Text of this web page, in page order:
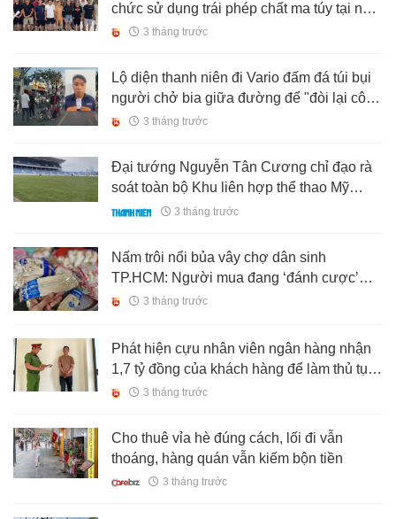
chức sử dụng trái phép chất ma túy tại nhà
riêng ở TP.HCM
3 tháng trước
Lộ diện thanh niên đi Vario đấm đá túi bụi
người chở bia giữa đường để "đòi lại công
bằng" cho bạn gái
3 tháng trước
Đại tướng Nguyễn Tân Cương chỉ đạo rà
soát toàn bộ Khu liên hợp thể thao Mỹ
Đình
3 tháng trước
Nấm trôi nổi bủa vây chợ dân sinh
TP.HCM: Người mua đang ‘đánh cược’
sức khỏe3 tháng trước
Phát hiện cựu nhân viên ngân hàng nhận
1,7 tỷ đồng của khách hàng để làm thủ tục
đáo hạn nhưng không nộp tiền vào ngân
3 tháng trước
Cho thuê vỉa hè đúng cách, lối đi vẫn
thoáng, hàng quán vẫn kiếm bộn tiền
3 tháng trước